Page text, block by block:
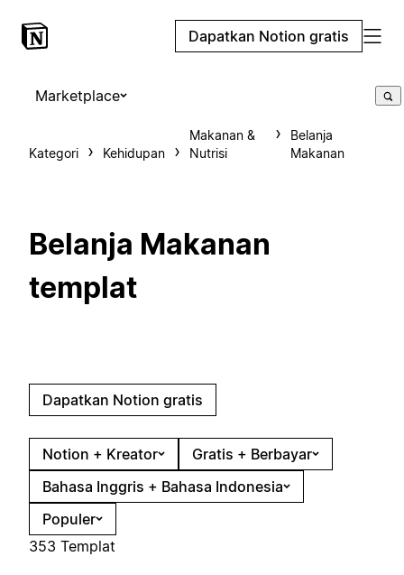
Dapatkan Notion gratis
Marketplace
Kategori Kehidupan
Makanan &
Nutrisi
Belanja
Makanan
Belanja Makanan
templat
Dapatkan Notion gratis
Notion + Kreator
Gratis + Berbayar
Bahasa Inggris + Bahasa Indonesia
Populer
353 Templat